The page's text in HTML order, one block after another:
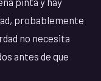
probablemente
no necesita
antes de que